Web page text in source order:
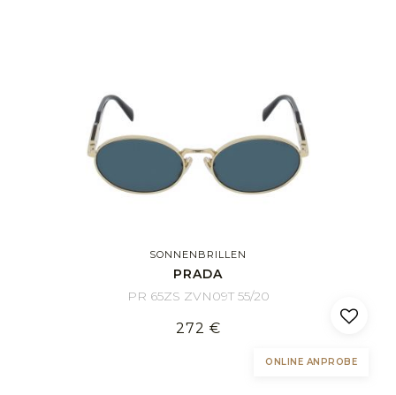
SONNENBRILLEN
PRADA
PR 65ZS ZVN09T 55/20
272 €
ONLINE ANPROBE